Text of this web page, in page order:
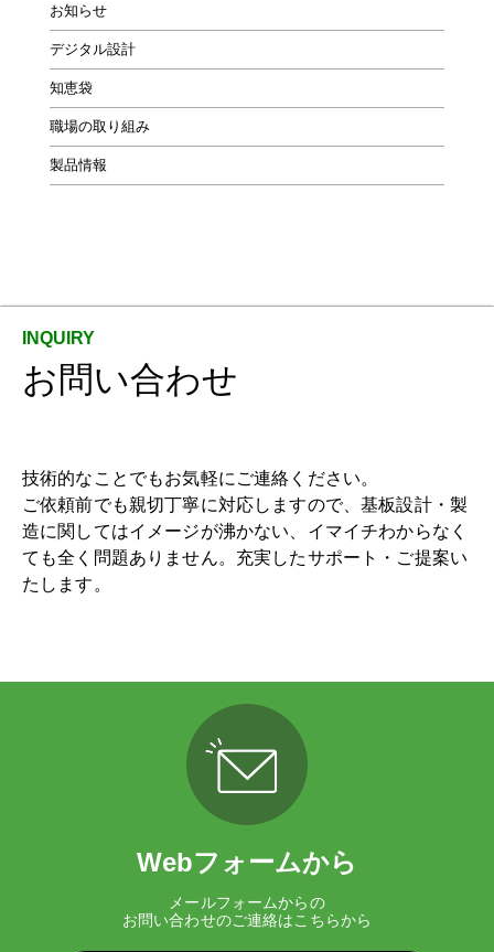
お知らせ
デジタル設計
知恵袋
職場の取り組み
製品情報
お問い合わせ
技術的なことでもお気軽にご連絡ください。
ご依頼前でも親切丁寧に対応しますので、基板設計・製
造に関してはイメージが沸かない、イマイチわからなく
ても全く問題ありません。充実したサポート・ご提案い
たします。
Webフォームから
メールフォームからの
お問い合わせのご連絡はこちらから